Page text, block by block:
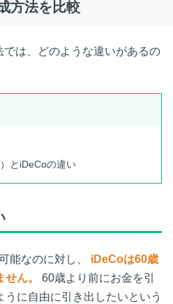
方法を比較
は、どのような違いがあるの
とiDeCoの違い
能なのに対し、 iDeCoは60歳
せん。 60歳より前にお金を引
うに自由に引き出したいという